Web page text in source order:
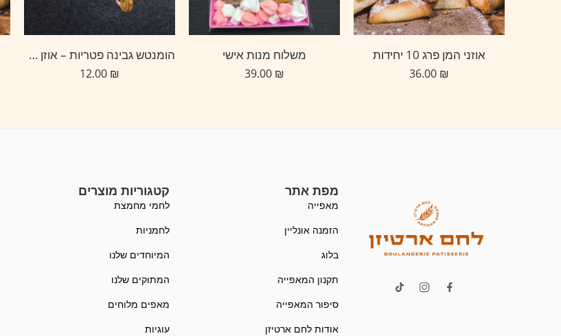
אוזני המן פרג 10 יחידות
₪
משלוח מנות אישי
₪
הומנטש גבינה פטריות – אוזן המן במילוי גבינות ופטריות
₪
מפת אתר
מאפייה
הזמנה אונליין
בלוג
תקנון המאפייה
סיפור המאפייה
אודות לחם ארטיזן
קטגוריות מוצרים
לחמי מחמצת
לחמניות
המיוחדים שלנו
המתוקים שלנו
מאפים מלוחים
עוגיות